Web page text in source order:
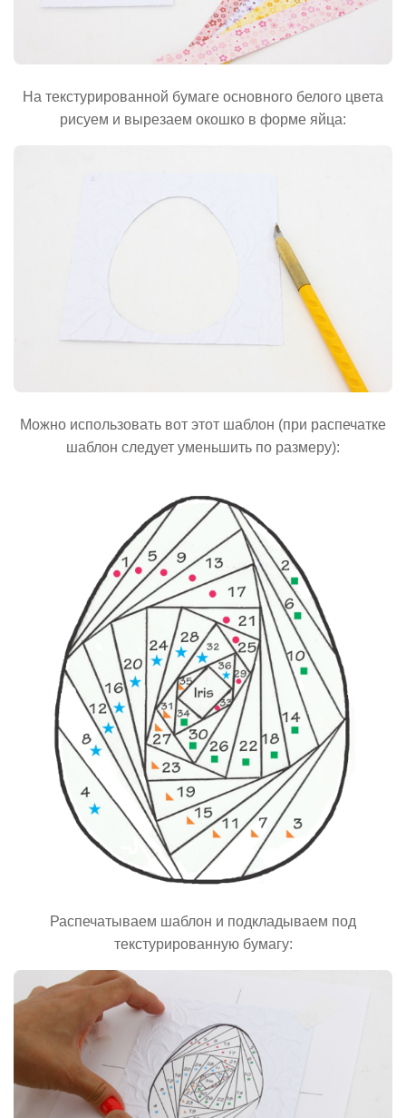
На текстурированной бумаге основного белого цвета
рисуем и вырезаем окошко в форме яйца:
Можно использовать вот этот шаблон (при распечатке
шаблон следует уменьшить по размеру):
Распечатываем шаблон и подкладываем под
текстурированную бумагу: